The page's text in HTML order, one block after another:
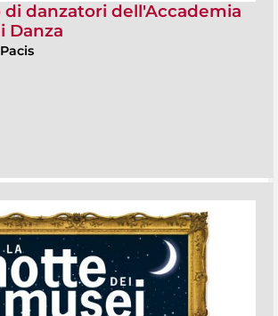
di danzatori dell'Accademia
Danza